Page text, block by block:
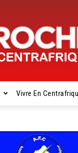
Vivre En